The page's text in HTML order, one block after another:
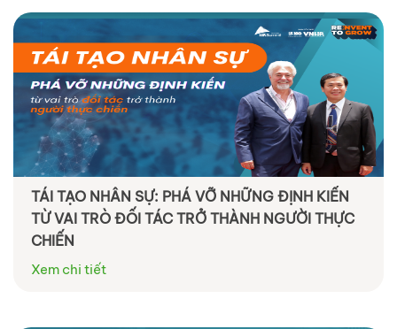
TÁI TẠO NHÂN SỰ: PHÁ VỠ NHỮNG ĐỊNH KIẾN
TỪ VAI TRÒ ĐỐI TÁC TRỞ THÀNH NGƯỜI THỰC
CHIẾN
Xem chi tiết